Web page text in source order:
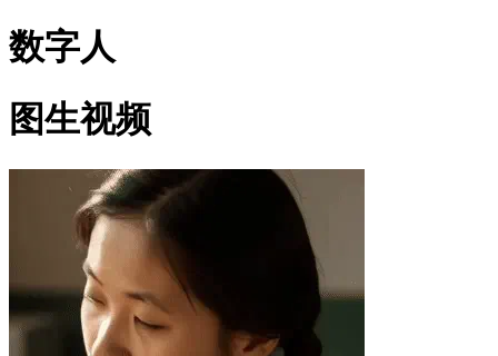
数字人
图生视频